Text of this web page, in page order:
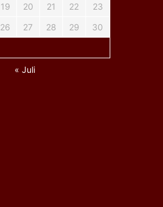
19 20 21 22
23
26 27 28 29
30
« Juli